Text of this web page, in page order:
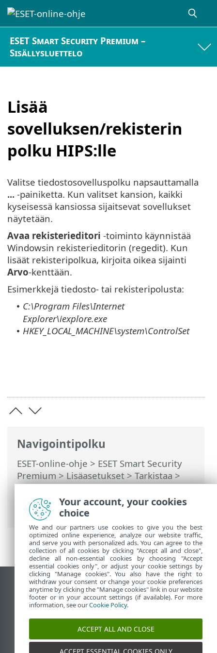
ESET Smart Security Premium –
Sisällysluettelo
Lisää
sovelluksen/rekisterin
polku HIPS:lle
Navigointipolku
ESET-online-ohje > ESET Smart Security
Premium>Lisäasetukset>Tarkistaa>
HIPS (Host Intrusion Prevention System)
HIPS-sääntöjen hallinta > Lisää
sovelluksen/rekisterin polku HIPS:lle
Valitse tiedostosovelluspolku napsauttamalla
... -painiketta. Kun valitset kansion, kaikki
kyseisessä kansiossa sijaitsevat sovellukset
näytetään.
Avaa rekisterieditori -toiminto käynnistää
Windowsin rekisterieditorin (regedit). Kun
lisäät rekisteripolkua, kirjoita oikea sijainti
Arvo-kenttään.
Esimerkkejä tiedosto- tai rekisteripolusta:
• C:\Program Files\Internet
Explorer\iexplore.exe
• HKEY_LOCAL_MACHINE\system\ControlSet
Näytä tietokonesivusto
End of Life
ESET-tietämyskanta
ESET-foorumi
ESET Status Portal
Alueellinen tuki
Your account, your cookies
choice
We and our partners use cookies to give you the best
optimized online experience, analyze our website traffic,
and serve you with personalized ads. You can agree to the
collection of all cookies by clicking "Accept all and close",
decline all non-essential cookies by choosing "Accept
essential cookies only", or adjust your cookie settings by
clicking "Manage cookies". You also have the right to
withdraw your consent or change your cookie preferences
anytime by clicking the "Manage cookies" link in our website
footer or in your account settings (if available). For more
information, see ourCookie Policy.
ACCEPT ALL AND CLOSE